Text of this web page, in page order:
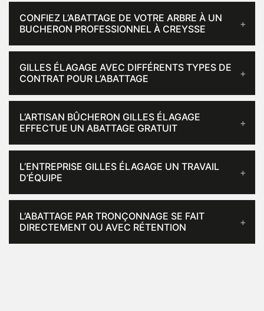
CONFIEZ L’ABATTAGE DE VOTRE ARBRE À UN
BUCHERON PROFESSIONNEL À CREYSSE
GILLES ÉLAGAGE AVEC DIFFÉRENTS TYPES DE
CONTRAT POUR L’ABATTAGE
L’ARTISAN BÛCHERON GILLES ÉLAGAGE
EFFECTUE UN ABATTAGE GRATUIT
L’ENTREPRISE GILLES ÉLAGAGE UN TRAVAIL
D’ÉQUIPE
L’ABATTAGE PAR TRONÇONNAGE SE FAIT
DIRECTEMENT OU AVEC RÉTENTION